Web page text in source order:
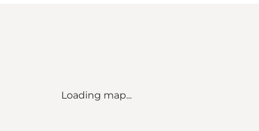
Loading map...